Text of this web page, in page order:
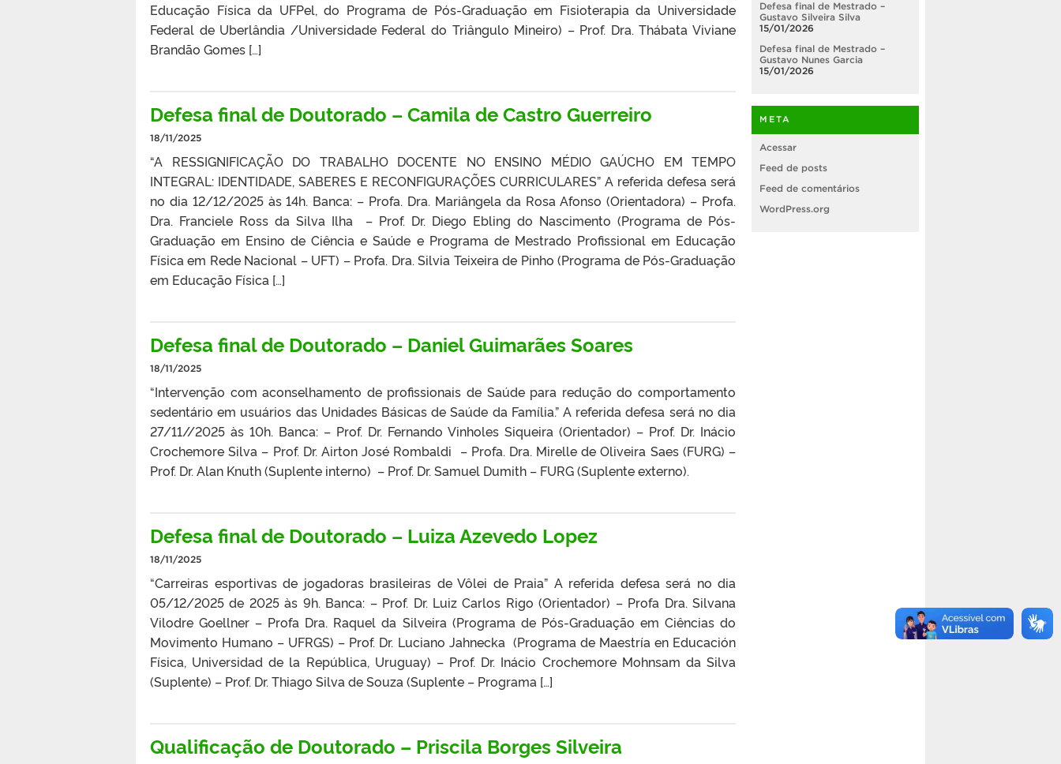
Educação Física da UFPel, do Programa de Pós-Graduação em Fisioterapia da Universidade
Federal de Uberlândia /Universidade Federal do Triângulo Mineiro) – Prof. Dra. Thábata Viviane
Brandão Gomes […]
Defesa final de Doutorado – Camila de Castro Guerreiro
18/11/2025
“A RESSIGNIFICAÇÃO DO TRABALHO DOCENTE NO ENSINO MÉDIO GAÚCHO EM TEMPO
INTEGRAL: IDENTIDADE, SABERES E RECONFIGURAÇÕES CURRICULARES” A referida defesa será
no dia 12/12/2025 às 14h. Banca: – Profa. Dra. Mariângela da Rosa Afonso (Orientadora) – Profa.
Dra. Franciele Ross da Silva Ilha – Prof. Dr. Diego Ebling do Nascimento (Programa de Pós-
Graduação em Ensino de Ciência e Saúde e Programa de Mestrado Profissional em Educação
Física em Rede Nacional – UFT) – Profa. Dra. Silvia Teixeira de Pinho (Programa de Pós-Graduação
em Educação Física […]
Defesa final de Doutorado – Daniel Guimarães Soares
18/11/2025
“Intervenção com aconselhamento de profissionais de Saúde para redução do comportamento
sedentário em usuários das Unidades Básicas de Saúde da Família.” A referida defesa será no dia
27/11//2025 às 10h. Banca: – Prof. Dr. Fernando Vinholes Siqueira (Orientador) – Prof. Dr. Inácio
Crochemore Silva – Prof. Dr. Airton José Rombaldi – Profa. Dra. Mirelle de Oliveira Saes (FURG) –
Prof. Dr. Alan Knuth (Suplente interno) – Prof. Dr. Samuel Dumith – FURG (Suplente externo).
Defesa final de Doutorado – Luiza Azevedo Lopez
18/11/2025
“Carreiras esportivas de jogadoras brasileiras de Vôlei de Praia” A referida defesa será no dia
05/12/2025 de 2025 às 9h. Banca: – Prof. Dr. Luiz Carlos Rigo (Orientador) – Profa Dra. Silvana
Vilodre Goellner – Profa Dra. Raquel da Silveira (Programa de Pós-Graduação em Ciências do
Movimento Humano – UFRGS) – Prof. Dr. Luciano Jahnecka (Programa de Maestría en Educación
Física, Universidad de la República, Uruguay) – Prof. Dr. Inácio Crochemore Mohnsam da Silva
(Suplente) – Prof. Dr. Thiago Silva de Souza (Suplente – Programa […]
Qualificação de Doutorado – Priscila Borges Silveira
Defesa final de Mestrado –
Gustavo Silveira Silva
15/01/2026
Defesa final de Mestrado –
Gustavo Nunes Garcia
15/01/2026
META
Acessar
Feed de posts
Feed de comentários
WordPress.org